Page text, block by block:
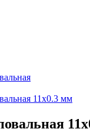
11x0.3 мм